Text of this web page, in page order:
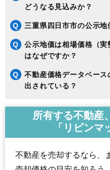
どうなる見込みか？
Q 三重県四日市市の公示地
Q
公示地価は相場価格（
はなぜですか？
Q
不動産価格データベー
出されている？
所有する不動産
「リビンマ
不動産を売却するなら、